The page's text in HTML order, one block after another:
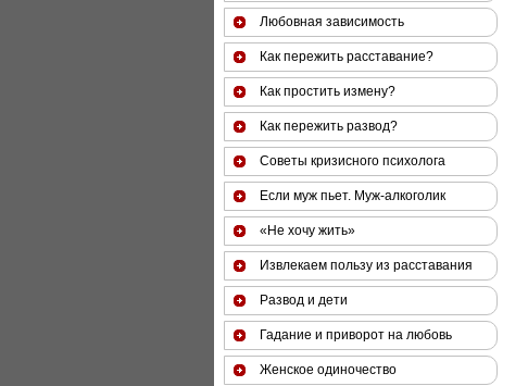
Любовная зависимость
Как пережить расставание?
Как простить измену?
Как пережить развод?
Советы кризисного психолога
Если муж пьет. Муж-алкоголик
«Не хочу жить»
Извлекаем пользу из расставания
Развод и дети
Гадание и приворот на любовь
Женское одиночество